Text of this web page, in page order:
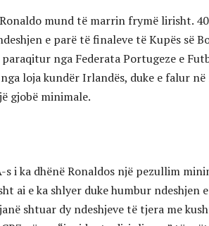
mund të marrin frymë lirisht.
e parë të finaleve të Kupës së
nga Federata Portugeze e
loja kundër Irlandës, duke e falur
gjobë minimale.
i ka dhënë Ronaldos një pezullim
ai e ka shlyer duke humbur ndeshjen
shtuar dy ndeshjeve të tjera me